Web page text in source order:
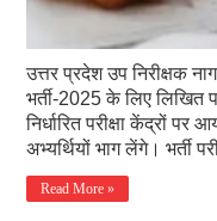
उत्तर प्रदेश उप निरीक्षक
भर्ती-2025 के लिए लिखित
निर्धारित परीक्षा केंद्रों
अभ्यर्थियों भाग लेंगे। भर्ती
Read More »